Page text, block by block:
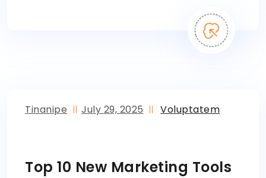
Tinanipe July 29, 2025 Voluptatem
Top 10 New Marketing Tools